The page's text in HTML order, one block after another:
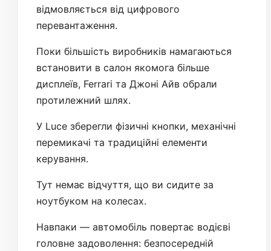
відмовляється від цифрового
перевантаження.
Поки більшість виробників намагаються
встановити в салон якомога більше
дисплеїв, Ferrari та Джоні Айв обрали
протилежний шлях.
У Luce зберегли фізичні кнопки, механічні
перемикачі та традиційні елементи
керування.
Тут немає відчуття, що ви сидите за
ноутбуком на колесах.
Навпаки — автомобіль повертає водієві
головне задоволення: безпосередній